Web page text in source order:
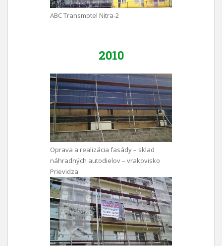
ABC Transmotel Nitra-2
2010
Oprava a realizácia fasády – sklad
náhradných autodielov – vrakovisko
Prievidza